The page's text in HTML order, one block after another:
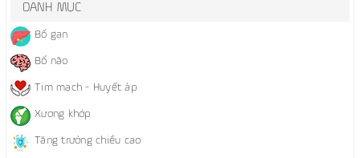
DANH MỤC
Bổ gan
Bổ não
Tim mạch - Huyết áp
Xương khớp
Tăng trưởng chiều cao